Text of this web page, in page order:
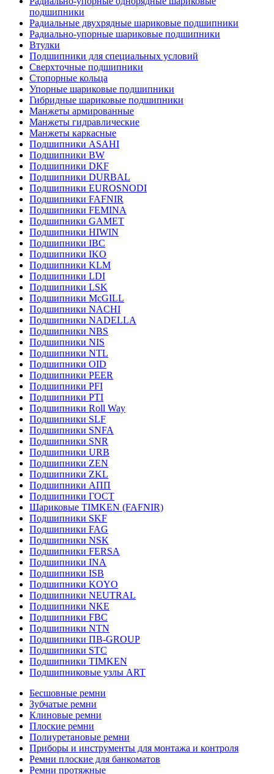
подшипники
Радиальные двухрядные шариковые подшипники
Радиально-упорные шариковые подшипники
Втулки
Подшипники для специальных условий
Сверхточные подшипники
Стопорные кольца
Упорные шариковые подшипники
Гибридные шариковые подшипники
Манжеты армированные
Манжеты гидравлические
Манжеты каркасные
Подшипники ASAHI
Подшипники BW
Подшипники DKF
Подшипники DURBAL
Подшипники EUROSNODI
Подшипники FAFNIR
Подшипники FEMINA
Подшипники GAMET
Подшипники HIWIN
Подшипники IBC
Подшипники IKO
Подшипники KLM
Подшипники LDI
Подшипники LSK
Подшипники McGILL
Подшипники NACHI
Подшипники NADELLA
Подшипники NBS
Подшипники NIS
Подшипники NTL
Подшипники OID
Подшипники PEER
Подшипники PFI
Подшипники PTI
Подшипники Roll Way
Подшипники SLF
Подшипники SNFA
Подшипники SNR
Подшипники URB
Подшипники ZEN
Подшипники ZKL
Подшипники АПП
Подшипники ГОСТ
Шариковые ТІMKEN (FAFNIR)
Подшипники SKF
Подшипники FAG
Подшипники NSK
Подшипники FERSA
Подшипники INA
Подшипники ISB
Подшипники KOYO
Подшипники NEUTRAL
Подшипники NKE
Подшипники FBC
Подшипники NTN
Подшипники ПВ-GROUP
Подшипники STC
Подшипники TIMKEN
Подшипниковые узлы ART
Бесшовные ремни
Зубчатые ремни
Клиновые ремни
Плоские ремни
Полиуретановые ремни
Приборы и инструменты для монтажа и контроля
Ремни плоские для банкоматов
Ремни протяжные